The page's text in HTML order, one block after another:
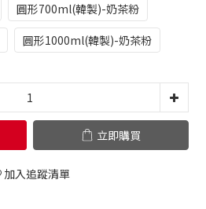
圓形700ml(韓製)-奶茶粉
圓形1000ml(韓製)-奶茶粉
立即購買
加入追蹤清單